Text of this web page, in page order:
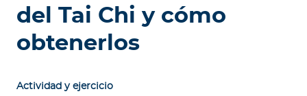
A
del Tai Chi y cómo
obtenerlos
Actividad y ejercicio